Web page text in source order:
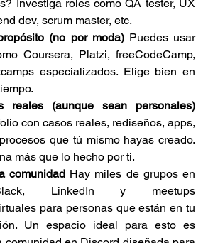
Investiga roles como QA tester, UX
dev, scrum master, etc.
(no por moda) Puedes usar
Coursera, Platzi, freeCodeCamp,
especializados. Elige bien en
reales (aunque sean personales)
con casos reales, rediseños, apps,
que tú mismo hayas creado.
más que lo hecho por ti.
comunidad Hay miles de grupos en
LinkedIn y meetups
para personas que están en tu